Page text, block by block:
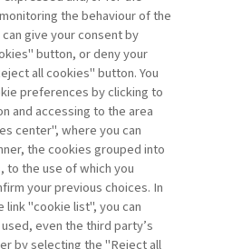
è riservata esclusivamente
Per abbonati
the behaviour of the
give your consent by
button, or deny your
all cookies" button. You
preferences by clicking to
and accessing to the area
center", where you can
the cookies grouped into
to the use of which you
your previous choices. In
link "cookie list", you can
even the third party’s
by selecting the "Reject all